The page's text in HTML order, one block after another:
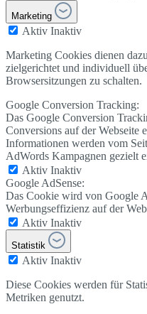
Marketing
Aktiv Inaktiv
Marketing Cookies dienen
zielgerichtet und individuell
Browsersitzungen zu schalten.
Google Conversion Tracking:
Das Google Conversion
Conversions auf der Webseite
Informationen werden vom
AdWords Kampagnen gezielt
Aktiv Inaktiv
Google AdSense:
Das Cookie wird von Google
Werbungseffizienz auf der
Aktiv Inaktiv
Statistik
Aktiv Inaktiv
Diese Cookies werden für
Metriken genutzt.